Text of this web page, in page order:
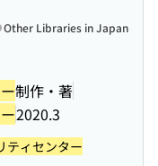
制作・著
2020.3
Other Libraries in Japan
ティセンター